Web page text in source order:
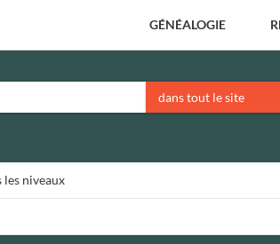
GÉNÉALOGIE
dans tout le site
niveaux